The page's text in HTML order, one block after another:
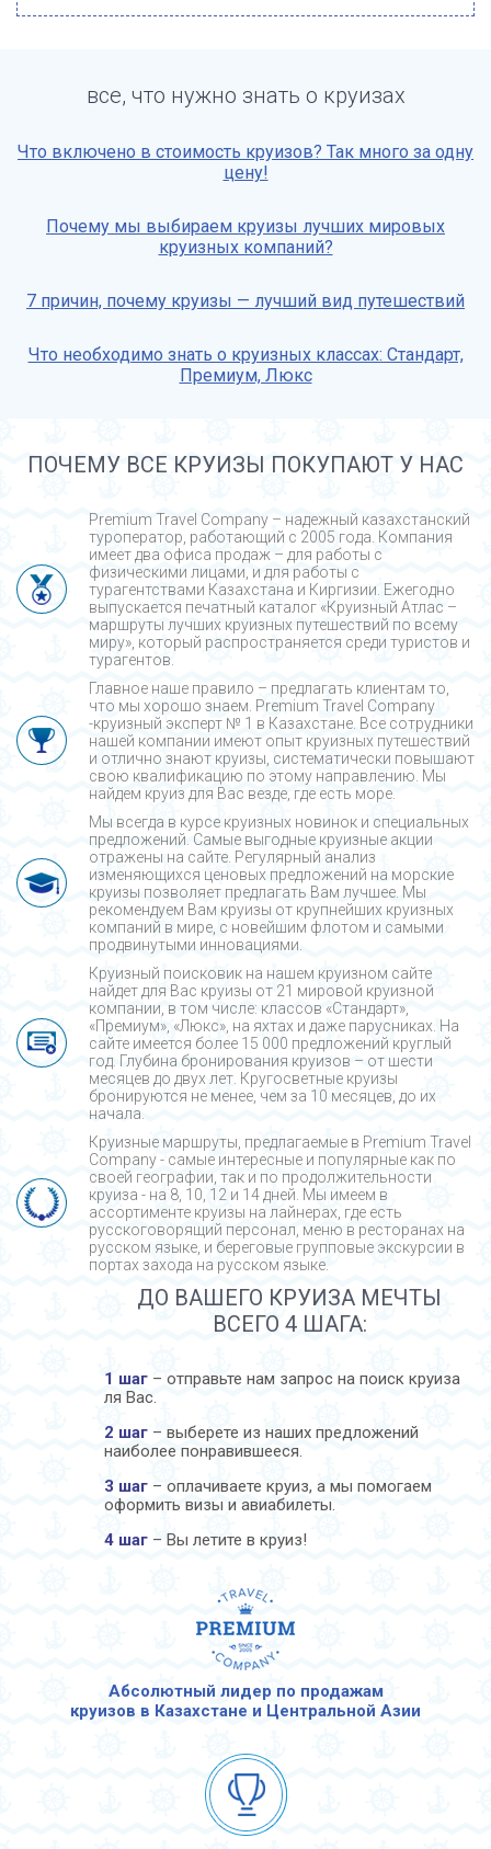
все, что нужно знать о круизах
Что включено в стоимость круизов? Так много за одну
цену!
Почему мы выбираем круизы лучших мировых
круизных компаний?
7 причин, почему круизы — лучший вид путешествий
Что необходимо знать о круизных классах: Стандарт,
Премиум, Люкс
ПОЧЕМУ ВСЕ КРУИЗЫ ПОКУПАЮТ У НАС
Premium Travel Company – надежный казахстанский
туроператор, работающий с 2005 года. Компания
имеет два офиса продаж – для работы с
физическими лицами, и для работы с
турагентствами Казахстана и Киргизии. Ежегодно
выпускается печатный каталог «Круизный Атлас –
маршруты лучших круизных путешествий по всему
миру», который распространяется среди туристов и
турагентов.
Главное наше правило – предлагать клиентам то,
что мы хорошо знаем. Premium Travel Company
-круизный эксперт № 1 в Казахстане. Все сотрудники
нашей компании имеют опыт круизных путешествий
и отлично знают круизы, систематически повышают
свою квалификацию по этому направлению. Мы
найдем круиз для Вас везде, где есть море.
Мы всегда в курсе круизных новинок и специальных
предложений. Самые выгодные круизные акции
отражены на сайте. Регулярный анализ
изменяющихся ценовых предложений на морские
круизы позволяет предлагать Вам лучшее. Мы
рекомендуем Вам круизы от крупнейших круизных
компаний в мире, с новейшим флотом и самыми
продвинутыми инновациями.
Круизный поисковик на нашем круизном сайте
найдет для Вас круизы от 21 мировой круизной
компании, в том числе: классов «Стандарт»,
«Премиум», «Люкс», на яхтах и даже парусниках. На
сайте имеется более 15 000 предложений круглый
год. Глубина бронирования круизов – от шести
месяцев до двух лет. Кругосветные круизы
бронируются не менее, чем за 10 месяцев, до их
начала.
Круизные маршруты, предлагаемые в Premium Travel
Company - cамые интересные и популярные как по
своей географии, так и по продолжительности
круиза - на 8, 10, 12 и 14 дней. Мы имеем в
ассортименте круизы на лайнерах, где есть
русскоговорящий персонал, меню в ресторанах на
русском языке, и береговые групповые экскурсии в
портах захода на русском языке.
ДО ВАШЕГО КРУИЗА МЕЧТЫ
ВСЕГО 4 ШАГА:
1 шаг – отправьте нам запрос на поиск круиза
ля Вас.
2 шаг – выберете из наших предложений
наиболее понравившееся.
3 шаг – оплачиваете круиз, а мы помогаем
оформить визы и авиабилеты.
4 шаг – Вы летите в круиз!
Абсолютный лидер по продажам
круизов в Казахстане и Центральной Азии